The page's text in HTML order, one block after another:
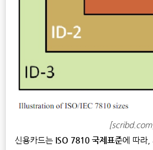
신용카드는 ISO 7810 국제표준에 따라,